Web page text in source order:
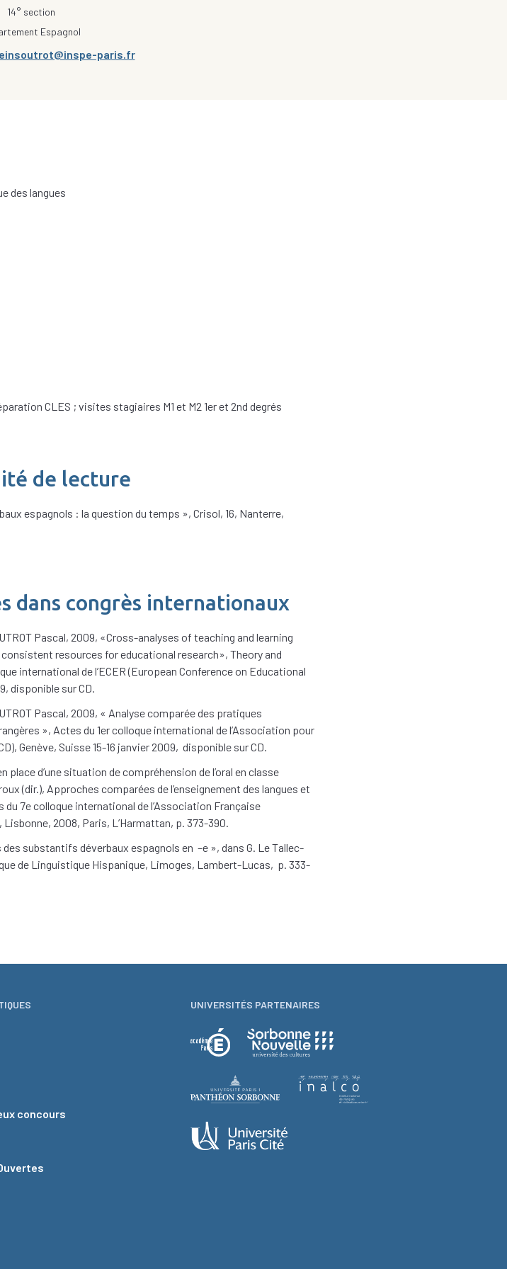
14° section
Espagnol
paris.fr
des langues
CLES ; visites stagiaires M1 et M2 1er et 2nd degrés
de lecture
espagnols : la question du temps », Crisol, 16, Nanterre,
dans congrès internationaux
Pascal, 2009, «Cross-analyses of teaching and learning
resources for educational research», Theory and
international de l’ECER (European Conference on Educational
disponible sur CD.
Pascal, 2009, « Analyse comparée des pratiques
», Actes du 1er colloque international de l’Association pour
Genève, Suisse 15-16 janvier 2009, disponible sur CD.
place d’une situation de compréhension de l’oral en classe
(dir.), Approches comparées de l’enseignement des langues et
7e colloque international de l’Association Française
2008, Paris, L’Harmattan, p. 373-390.
substantifs déverbaux espagnols en –e », dans G. Le Tallec-
de Linguistique Hispanique, Limoges, Lambert-Lucas, p. 333-
concours
UNIVERSITÉS PARTENAIRES